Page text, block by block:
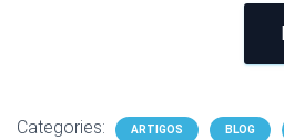
Categories: ARTIGOS BLOG